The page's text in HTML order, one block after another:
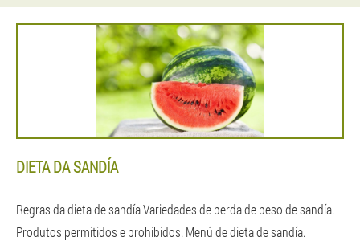
DIETA DA SANDÍA
Regras da dieta de sandía Variedades de perda de peso de sandía.
Produtos permitidos e prohibidos. Menú de dieta de sandía.